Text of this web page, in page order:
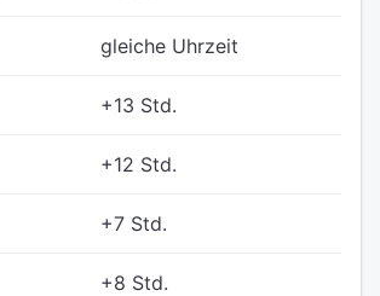
gleiche Uhrzeit
+13 Std.
+12 Std.
+7 Std.
+8 Std.